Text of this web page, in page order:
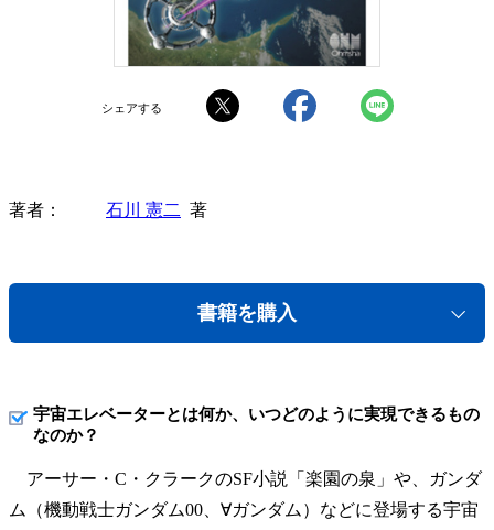
シェアする
著者 石川 憲二 著
書籍を購入
宇宙エレベーターとは何か、いつどのように実現できるもの
なのか？
アーサー・C・クラークのSF小説「楽園の泉」や、ガンダ
ム（機動戦士ガンダム00、∀ガンダム）などに登場する宇宙